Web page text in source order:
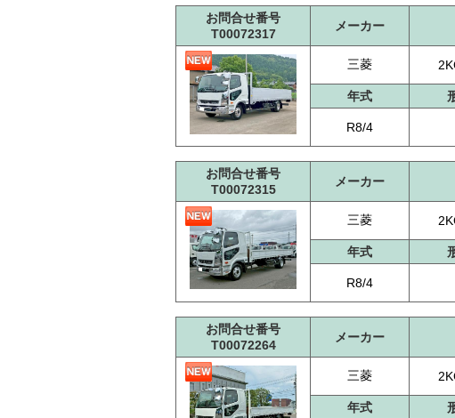
お問合せ番号
T00072317
メーカー
三菱
年式
R8/4
お問合せ番号
T00072315
メーカー
三菱
年式
R8/4
お問合せ番号
T00072264
メーカー
三菱
年式